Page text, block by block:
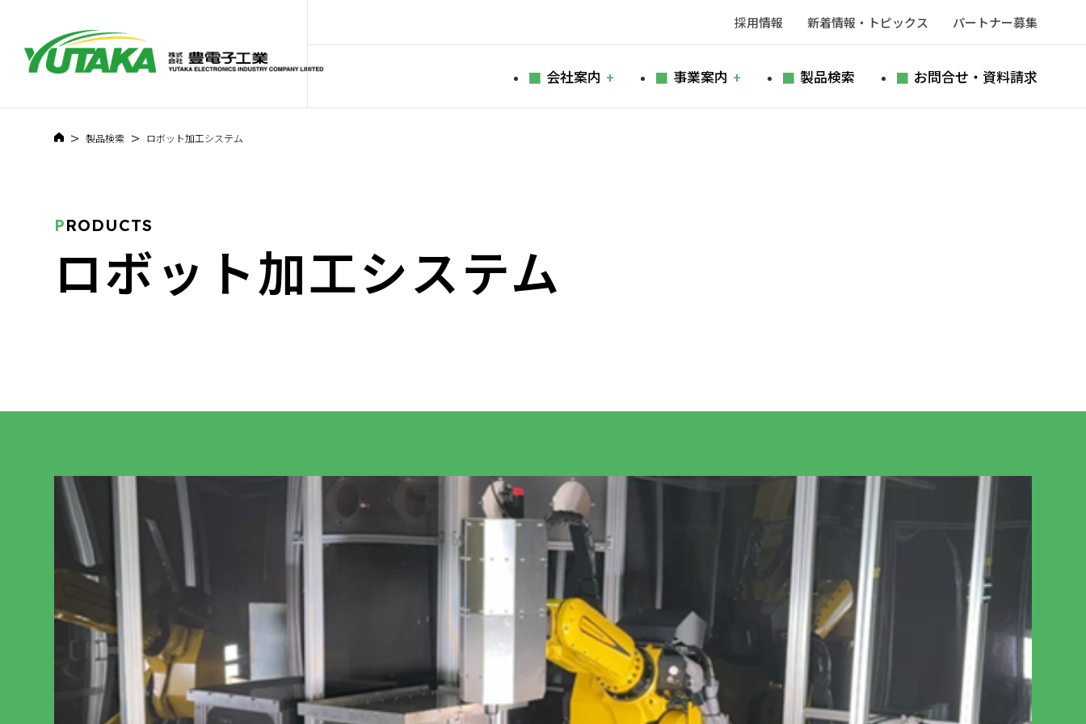
採用情報 新着情報・トピックス パートナー募集
会社案内 事業案内 製品検索 お問合せ・資料請求
>製品検索 > ロボット加工システム
PRODUCTS
ロボット加工システム